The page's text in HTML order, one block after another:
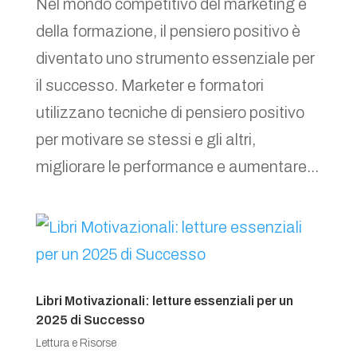
Nel mondo competitivo del marketing e
della formazione, il pensiero positivo è
diventato uno strumento essenziale per
il successo. Marketer e formatori
utilizzano tecniche di pensiero positivo
per motivare se stessi e gli altri,
migliorare le performance e aumentare...
Libri Motivazionali: letture essenziali per un
2025 di Successo
Lettura e Risorse